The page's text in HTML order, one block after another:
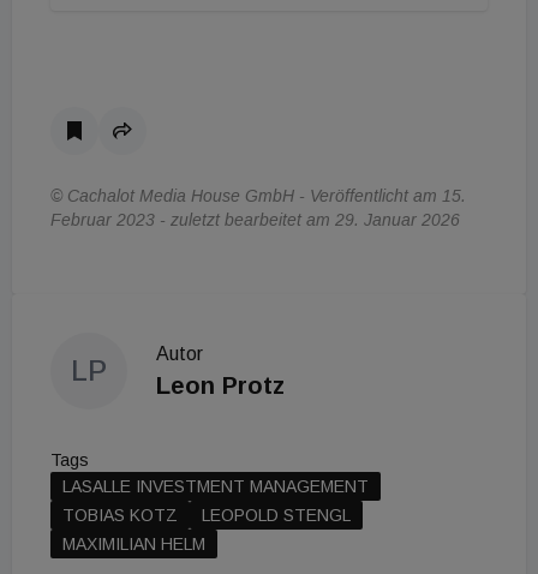
© Cachalot Media House GmbH - Veröffentlicht am 15.
Februar 2023 - zuletzt bearbeitet am 29. Januar 2026
LP
Autor
Leon Protz
Tags
LASALLE INVESTMENT MANAGEMENT
TOBIAS KOTZ
LEOPOLD STENGL
MAXIMILIAN HELM